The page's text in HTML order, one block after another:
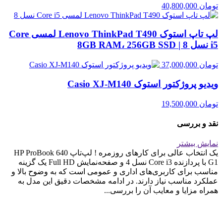
تومان
لپ تاپ استوک Lenovo ThinkPad T490 لمسی Core
i5 نسل 8 | 8GB RAM، 256GB SSD
تومان
ویدیو پروژکتور استوک Casio XJ‑M140
تومان
نقد و بررسی
نمایش بیشتر
یک انتخاب عالی برای کارهای روزمره ! لپ‌تاپ HP ProBook 640
G1 با پردازنده Core i3 نسل 4 و صفحه‌نمایش Full HD یک گزینه
مناسب برای کاربری‌های اداری و عمومی است که به وضوح بالا و
عملکرد مناسب نیاز دارند. در ادامه مشخصات دقیق این مدل به
همراه مزایا و معایب آن را بررسی...